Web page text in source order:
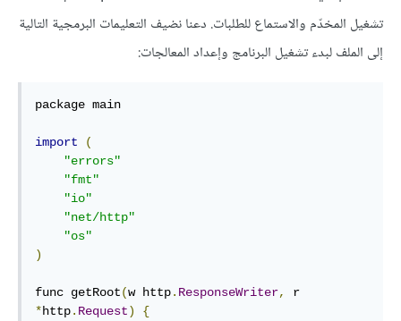
تشغيل المخدّم والاستماع للطلبات. دعنا نضيف التعليمات البرمجية التالية
إلى الملف لبدء تشغيل البرنامج وإعداد المعالجات:
package main
import
(
"errors"
"fmt"
"io"
"net/http"
"os"
)
func getRoot(w http. ResponseWriter,
*http. Request)
{